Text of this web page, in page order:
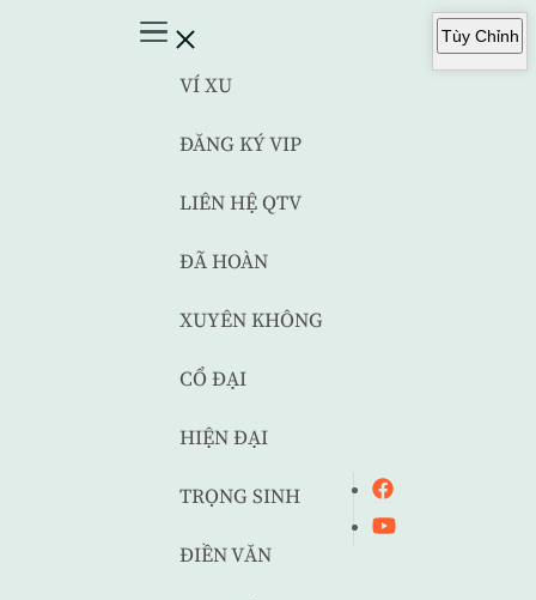
VÍ XU
ĐĂNG KÝ VIP
LIÊN HỆ QTV
ĐÃ HOÀN
XUYÊN KHÔNG
CỔ ĐẠI
HIỆN ĐẠI
TRỌNG SINH
ĐIỀN VĂN
Tùy Chỉnh